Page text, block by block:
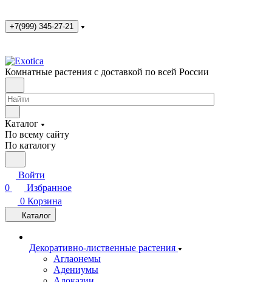
+7(999) 345-27-21
Комнатные растения с доставкой по всей России
Каталог
По всему сайту
По каталогу
Войти
0
Избранное
0 Корзина
Каталог
Декоративно-лиственные растения
Аглаонемы
Адениумы